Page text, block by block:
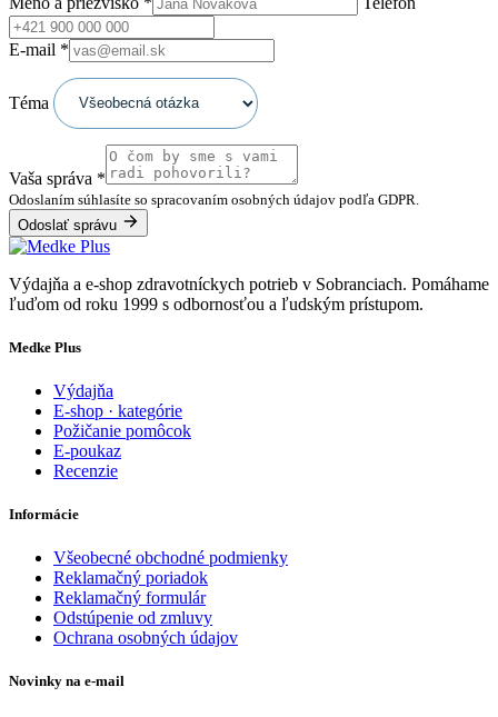
E-mail *
Téma
Vaša správa *
Odoslaním súhlasíte so spracovaním osobných údajov podľa GDPR.
Odoslať správu
Výdajňa a e-shop zdravotníckych potrieb v Sobranciach. Pomáhame
ľuďom od roku 1999 s odbornosťou a ľudským prístupom.
Medke Plus
Výdajňa
E-shop · kategórie
Požičanie pomôcok
E-poukaz
Recenzie
Informácie
Všeobecné obchodné podmienky
Reklamačný poriadok
Reklamačný formulár
Odstúpenie od zmluvy
Ochrana osobných údajov
Novinky na e-mail